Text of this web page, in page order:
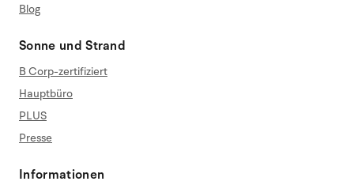
Blog
Sonne und Strand
B Corp-zertifiziert
Hauptbüro
PLUS
Presse
Informationen